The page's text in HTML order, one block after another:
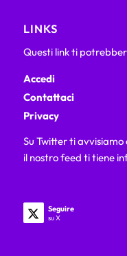
LINKS
Questi link ti
Accedi
Contattaci
Privacy
Su Twitter ti
il nostro feed ti tiene
Seguire
su X